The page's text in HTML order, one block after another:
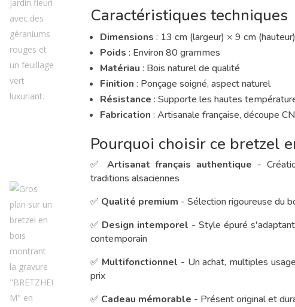
Caractéristiques techniques
Dimensions : 13 cm (largeur) × 9 cm
Poids : Environ 80 grammes
Matériau : Bois naturel de qualité
Finition : Ponçage soigné, aspect naturel
Résistance : Supporte les hautes
Fabrication : Artisanale française, découpe
Pourquoi choisir ce bretzel
✅ Artisanat français authentique -
traditions alsaciennes
✅ Qualité premium - Sélection rigoureuse du
✅ Design intemporel - Style épuré
contemporain
✅ Multifonctionnel - Un achat, multiples
prix
✅ Cadeau mémorable - Présent original et